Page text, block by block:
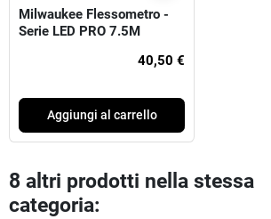
Milwaukee Flessometro -
Serie LED PRO 7.5M
40,50 €
Aggiungi al carrello
8 altri prodotti nella stessa
categoria: